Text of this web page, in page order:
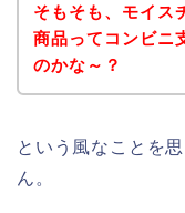
そもそも、モイス
商品ってコンビニ
のかな～？
という風なことを
ん。